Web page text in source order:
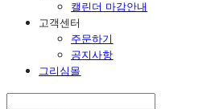
캘린더 마감안내
고객센터
주문하기
공지사항
그리심몰